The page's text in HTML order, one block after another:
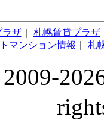
ラザ｜ 札幌賃貸プラザ
マンション情報 札